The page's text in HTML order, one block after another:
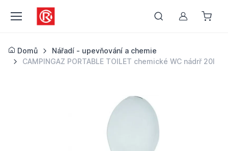
Můj účet
Domů
Nářadí - upevňování a chemie
CAMPINGAZ PORTABLE TOILET chemické WC nádrř 20l